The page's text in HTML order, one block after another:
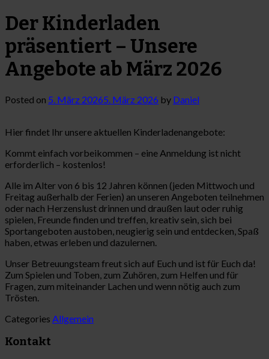
Der Kinderladen
präsentiert – Unsere
Angebote ab März 2026
Posted on 5. März 20265. März 2026 by Daniel
Hier findet Ihr unsere aktuellen Kinderladenangebote:
Kommt einfach vorbeikommen – eine Anmeldung ist nicht
erforderlich – kostenlos!
Alle im Alter von 6 bis 12 Jahren können (jeden Mittwoch und
Freitag außerhalb der Ferien) an unseren Angeboten teilnehmen
oder nach Herzenslust drinnen und draußen laut oder ruhig
spielen, Freunde finden und treffen, kreativ sein, sich bei
Sportangeboten austoben, neugierig sein und entdecken, Spaß
haben, etwas erleben und dazulernen.
Unser Betreuungsteam freut sich auf Euch und ist für Euch da!
Zum Spielen und Toben, zum Zuhören, zum Helfen und für
Fragen, zum miteinander Lachen und wenn nötig auch zum
Trösten.
Categories Allgemein
Kontakt